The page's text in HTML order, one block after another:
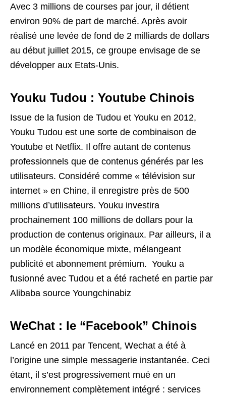
Avec 3 millions de courses par jour, il détient
environ 90% de part de marché. Après avoir
réalisé une levée de fond de 2 milliards de dollars
au début juillet 2015, ce groupe envisage de se
développer aux Etats-Unis.
Youku Tudou : Youtube Chinois
Issue de la fusion de Tudou et Youku en 2012,
Youku Tudou est une sorte de combinaison de
Youtube et Netflix. Il offre autant de contenus
professionnels que de contenus générés par les
utilisateurs. Considéré comme « télévision sur
internet » en Chine, il enregistre près de 500
millions d’utilisateurs. Youku investira
prochainement 100 millions de dollars pour la
production de contenus originaux. Par ailleurs, il a
un modèle économique mixte, mélangeant
publicité et abonnement prémium. Youku a
fusionné avec Tudou et a été racheté en partie par
Alibaba source Youngchinabiz
WeChat : le “Facebook” Chinois
Lancé en 2011 par Tencent, Wechat a été à
l’origine une simple messagerie instantanée. Ceci
étant, il s’est progressivement mué en un
environnement complètement intégré : services